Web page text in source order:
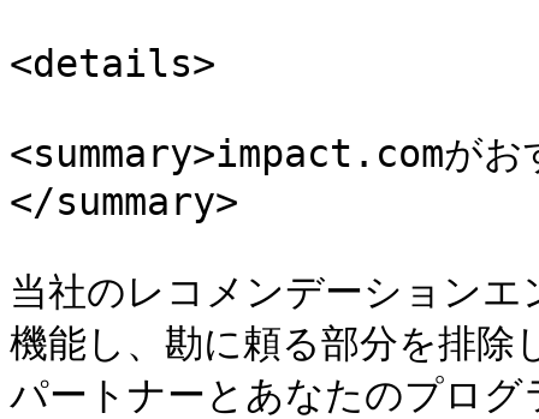
<details>
<summary>impact.comがお
</summary>
当社のレコメンデーション
機能し、勘に頼る部分を排除
パートナーとあなたのプロ